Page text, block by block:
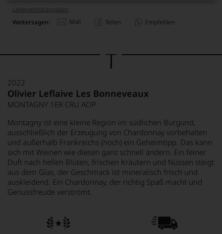
Lebensmittel­angaben
Weitersagen: Mail Teilen Empfehlen
2022
Olivier Leflaive Les Bonneveaux
MONTAGNY 1ER CRU AOP
Montagny ist eine kleine Region im südlichen Burgund,
ausschließlich der Erzeugung von Chardonnay vorbehalten
und außerhalb Frankreichs (noch) ein Geheimtipp. Das kann
sich mit Weinen wie diesen ganz schnell ändern. Ein feiner
Duft nach hellen Blüten, frischen Kräutern und Nüssen steigt
aus dem Glas, der Geschmack ist mineralisch frisch und
auskleidend. Ein Chardonnay, der richtig Spaß macht und
Genussfreude verströmt.